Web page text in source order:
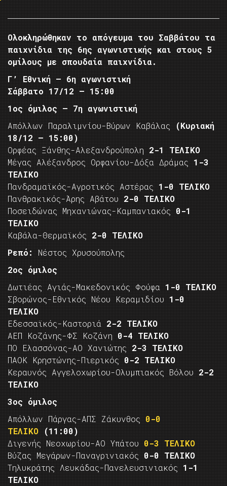
Ολοκληρώθηκαν το απόγευμα του Σαββάτου τα
παιχνίδια της 6ης αγωνιστικής και στους 5
ομίλους με σπουδαία παιχνίδια.
Γ’ Εθνική – 6η αγωνιστική
Σάββατο 17/12 – 15:00
1ος όμιλος – 7η αγωνιστική
Απόλλων Παραλιμνίου-Βύρων Καβάλας
(Κυριακή
18/12 – 15:00)
Ορφέας Ξάνθης-Αλεξανδρούπολη 2-1 ΤΕΛΙΚΟ
Μέγας Αλέξανδρος Ορφανίου-Δόξα Δράμας 1-3
ΤΕΛΙΚΟ
Πανδραμαϊκός-Αγροτικός Αστέρας 1-0 ΤΕΛΙΚΟ
Πανθρακικός-Άρης Αβάτου 2-0 ΤΕΛΙΚΟ
Ποσειδώνας Μηχανιώνας-Καμπανιακός 0-1
ΤΕΛΙΚΟ
Καβάλα-Θερμαϊκός 2-0 ΤΕΛΙΚΟ
Ρεπό: Νέστος Χρυσούπολης
2ος όμιλος
Δωτιέας Αγιάς-Μακεδονικός Φούφα 1-0 ΤΕΛΙΚΟ
Σβορώνος-Εθνικός Νέου Κεραμιδίου 1-0
ΤΕΛΙΚΟ
Εδεσσαϊκός-Καστοριά 2-2 ΤΕΛΙΚΟ
ΑΕΠ Κοζάνης-ΦΣ Κοζάνη 0-4 ΤΕΛΙΚΟ
ΠΟ Ελασσόνας-ΑΟ Χανιώτης 2-3 ΤΕΛΙΚΟ
ΠΑΟΚ Κρηστώνης-Πιερικός 0-2 ΤΕΛΙΚΟ
Κεραυνός Αγγελοχωρίου-Ολυμπιακός Βόλου 2-2
ΤΕΛΙΚΟ
3ος όμιλος
Απόλλων Πάργας-ΑΠΣ Ζάκυνθος 0-0
ΤΕΛΙΚΟ
(11:00)
Διγενής Νεοχωρίου-ΑΟ Υπάτου 0-3 ΤΕΛΙΚΟ
Βύζας Μεγάρων-Παναγρινιακός 0-0 ΤΕΛΙΚΟ
Τηλυκράτης Λευκάδας-Πανελευσινιακός 1-1
ΤΕΛΙΚΟ